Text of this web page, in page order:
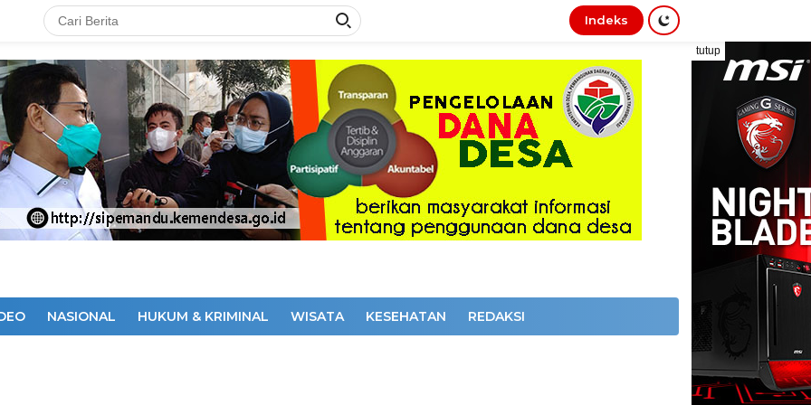
Indeks
tutup
NASIONAL HUKUM & KRIMINAL WISATA KESEHATAN REDAKSI